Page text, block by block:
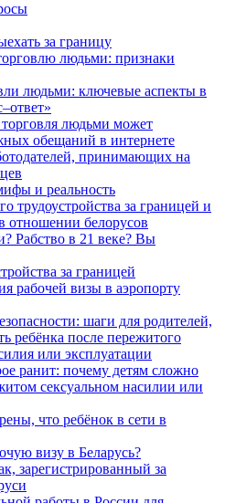
за границу
людьми: признаки
людьми: ключевые аспекты в
людьми может
обещаний в интернете
принимающих на
и реальность
трудоустройства за границей и
отношении белорусов
Рабство в 21 веке? Вы
за границей
рабочей визы в аэропорту
шаги для родителей,
ребёнка после пережитого
или эксплуатации
ранит: почему детям сложно
сексуальном насилии или
что ребёнок в сети в
визу в Беларусь?
зарегистрированный за